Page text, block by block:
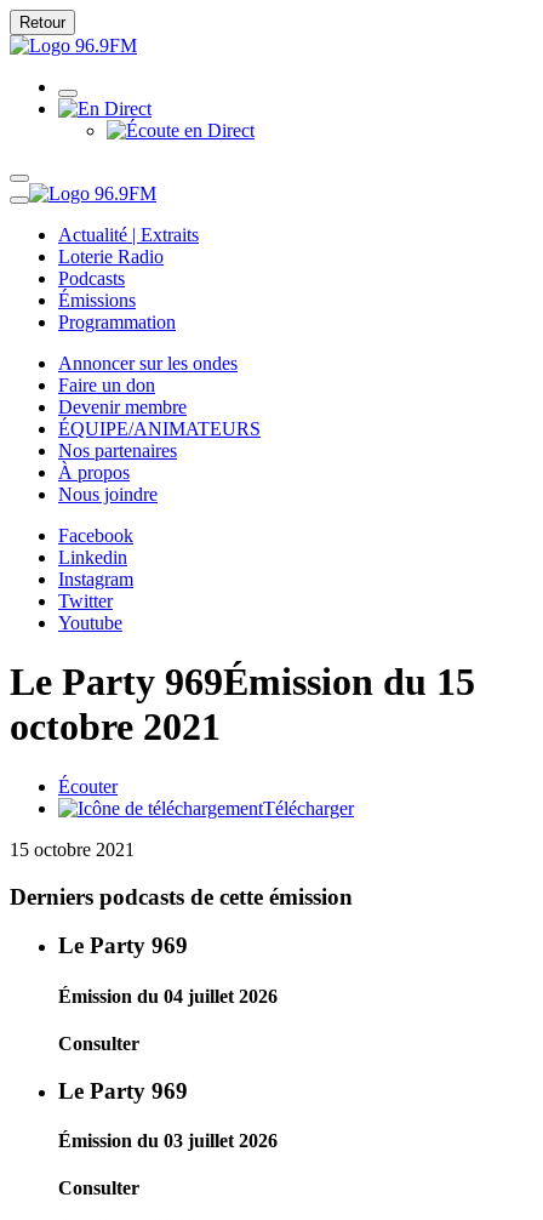
Retour
Actualité | Extraits
Loterie Radio
Podcasts
Émissions
Programmation
Annoncer sur les ondes
Faire un don
Devenir membre
ÉQUIPE/ANIMATEURS
Nos partenaires
À propos
Nous joindre
Facebook
Linkedin
Instagram
Twitter
Youtube
Le Party 969Émission du 15
octobre 2021
Écouter
Télécharger
15 octobre 2021
Derniers podcasts de cette émission
Le Party 969
Émission du 04 juillet 2026
Consulter
Le Party 969
Émission du 03 juillet 2026
Consulter